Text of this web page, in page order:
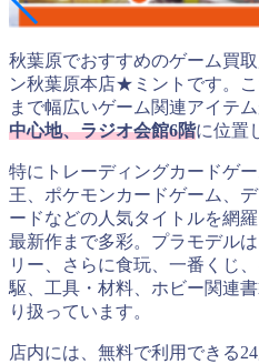
秋葉原でおすすめのゲーム買
ン秋葉原本店★ミントです。
まで幅広いゲーム関連アイテ
中心地、ラジオ会館6階に位置
特にトレーディングカードゲ
王、ポケモンカードゲーム、
ードなどの人気タイトルを網
最新作まで多彩。プラモデル
リー、さらに食玩、一番くじ
駆、工具・材料、ホビー関連
り扱っています。
店内には、無料で利用できる